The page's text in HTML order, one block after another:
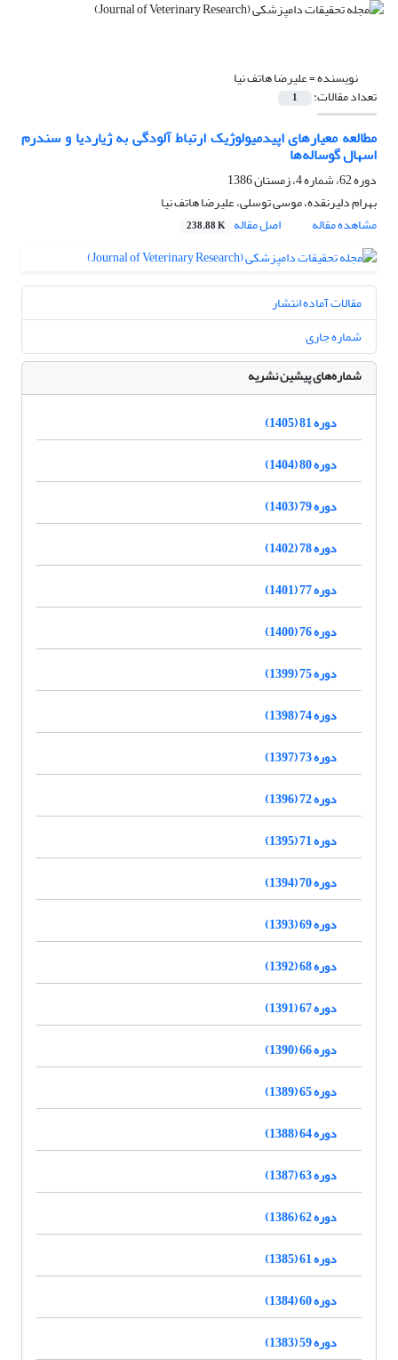
نویسنده =علیرضا هاتف نیا
تعداد مقالات: 1
مطالعه معیارهای اپیدمیولوژیک ارتباط آلودگی به ژیاردیا و سندرم
اسهال گوساله‌ها
دوره 62، شماره 4، زمستان 1386
بهرام دلیرنقده، موسی توسلی، علیرضا هاتف نیا
مشاهده مقاله
اصل مقاله 238.88 K
مقالات آماده انتشار
شماره جاری
شماره‌های پیشین نشریه
دوره 81 (1405)
دوره 80 (1404)
دوره 79 (1403)
دوره 78 (1402)
دوره 77 (1401)
دوره 76 (1400)
دوره 75 (1399)
دوره 74 (1398)
دوره 73 (1397)
دوره 72 (1396)
دوره 71 (1395)
دوره 70 (1394)
دوره 69 (1393)
دوره 68 (1392)
دوره 67 (1391)
دوره 66 (1390)
دوره 65 (1389)
دوره 64 (1388)
دوره 63 (1387)
دوره 62 (1386)
دوره 61 (1385)
دوره 60 (1384)
دوره 59 (1383)